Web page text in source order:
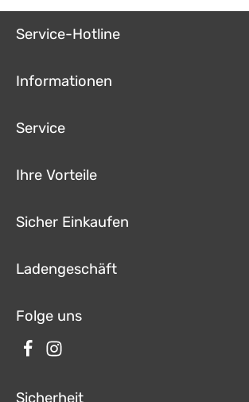
Service-Hotline
Informationen
Service
Ihre Vorteile
Sicher Einkaufen
Ladengeschäft
Folge uns
Sicherheit